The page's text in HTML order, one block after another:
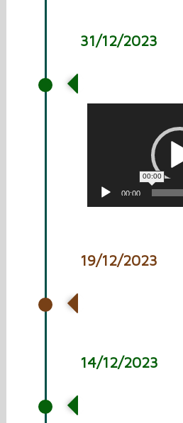
31/12/2023
00:00
00:00
19/12/2023
14/12/2023